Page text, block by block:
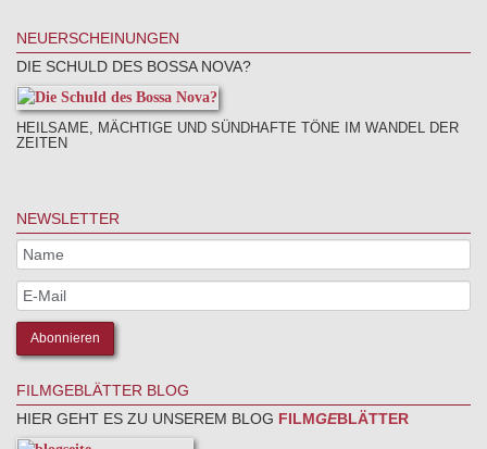
NEUERSCHEINUNGEN
DIE SCHULD DES BOSSA NOVA?
HEILSAME, MÄCHTIGE UND SÜNDHAFTE TÖNE IM WANDEL DER
ZEITEN
NEWSLETTER
FILMGEBLÄTTER BLOG
HIER GEHT ES ZU UNSEREM BLOG FILMGEBLÄTTER